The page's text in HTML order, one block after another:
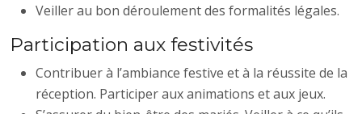
Veiller au bon déroulement des formalités légales.
Participation aux festivités
Contribuer à l’ambiance festive et à la réussite de la
réception. Participer aux animations et aux jeux.